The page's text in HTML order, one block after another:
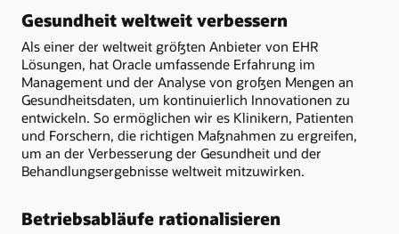
Gesundheit weltweit verbessern
Als einer der weltweit größten Anbieter von EHR
Lösungen, hat Oracle umfassende Erfahrung im
Management und der Analyse von großen Mengen an
Gesundheitsdaten, um kontinuierlich Innovationen zu
entwickeln. So ermöglichen wir es Klinikern, Patienten
und Forschern, die richtigen Maßnahmen zu ergreifen,
um an der Verbesserung der Gesundheit und der
Behandlungsergebnisse weltweit mitzuwirken.
Betriebsabläufe rationalisieren